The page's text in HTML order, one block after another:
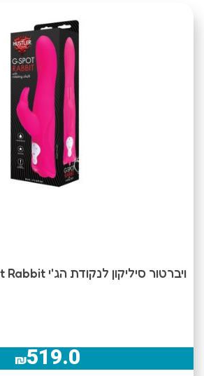
ויברטור סיליקון לנקודת הג'י Hustler - G-Spot Rabbit
₪519.0